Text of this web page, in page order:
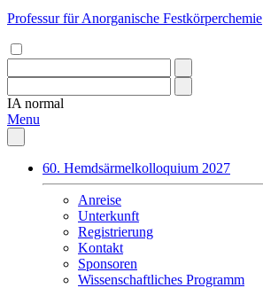
Professur für Anorganische Festkörperchemie
IA normal
Menu
60. Hemdsärmelkolloquium 2027
Anreise
Unterkunft
Registrierung
Kontakt
Sponsoren
Wissenschaftliches Programm